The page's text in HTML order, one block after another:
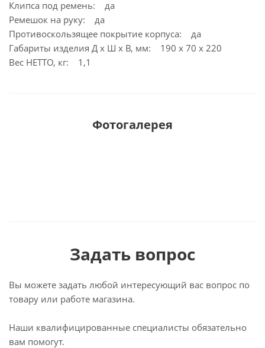
Клипса под ремень: да
Ремешок на руку: да
Противоскользящее покрытие корпуса: да
Габариты изделия Д х Ш х В, мм: 190 x 70 x 220
Вес НЕТТО, кг: 1,1
Фотогалерея
Задать вопрос
Вы можете задать любой интересующий вас вопрос по
товару или работе магазина.
Наши квалифицированные специалисты обязательно
вам помогут.